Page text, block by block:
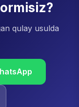
qulay usulda